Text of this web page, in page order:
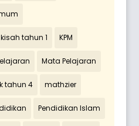
kisah tahun 1 KPM
Mata Pelajaran
tahun 4 mathzier
Pendidikan Islam